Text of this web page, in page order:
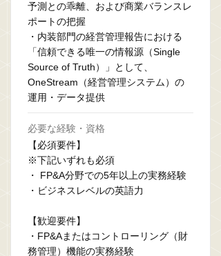
予測との乖離、および商業バランスレ
ポートの把握
・内装部門の経営管理報告における
「信頼できる唯一の情報源（Single
Source of Truth）」として、
OneStream（経営管理システム）の
運用・データ提供
必要な経験・資格
【必須要件】
※下記いずれも必須
・ FP&A分野での5年以上の実務経験
・ビジネスレベルの英語力
【歓迎要件】
・FP&Aまたはコントローリング（財
務管理）機能の実務経験